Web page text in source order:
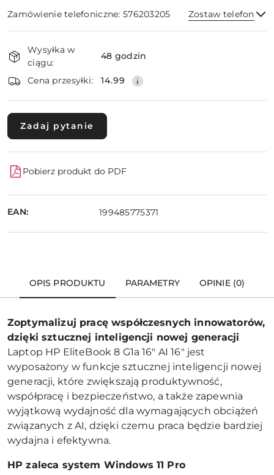
Zamówienie telefoniczne: 576203205 Zostaw telefon
Dostępność
i
dostawa
Wysyłka w
ciągu:
48 godzin
Cena przesyłki: 14.99
Zadaj pytanie
Pobierz produkt do PDF
EAN: 199485775371
OPIS PRODUKTU PARAMETRY OPINIE (0)
Zoptymalizuj pracę współczesnych innowatorów,
dzięki sztucznej inteligencji nowej generacji
Laptop HP EliteBook 8 G1a 16" AI 16" jest
wyposażony w funkcje sztucznej inteligencji nowej
generacji, które zwiększają produktywność,
współpracę i bezpieczeństwo, a także zapewnia
wyjątkową wydajność dla wymagających obciążeń
związanych z AI, dzięki czemu praca będzie bardziej
wydajna i efektywna.
HP zaleca system Windows 11 Pro